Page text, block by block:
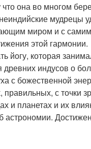
она во многом
мудрецы
миром и с
этой гармонии.
йогу, которая
индусов о
с божественной
с точки
и планетах и их
астрономии.